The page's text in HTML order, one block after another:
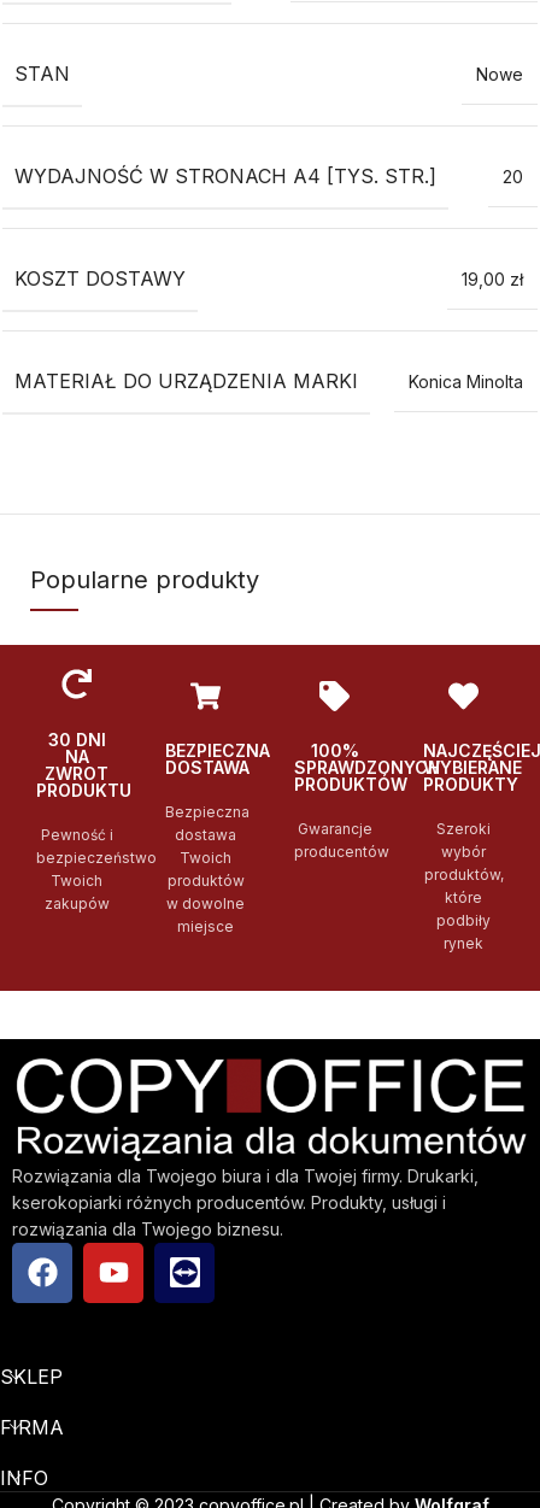
STAN Nowe
WYDAJNOŚĆ W STRONACH A4 [TYS. STR.] 20
KOSZT DOSTAWY 19,00 zł
MATERIAŁ DO URZĄDZENIA MARKI Konica Minolta
Popularne produkty
30 DNI
NA
ZWROT
PRODUKTU
Pewność i
bezpieczeństwo
Twoich
zakupów
BEZPIECZNA
DOSTAWA
Bezpieczna
dostawa
Twoich
produktów
w dowolne
miejsce
100%
SPRAWDZONYCH
PRODUKTÓW
Gwarancje
producentów
NAJCZĘŚCIEJ
WYBIERANE
PRODUKTY
Szeroki
wybór
produktów,
które
podbiły
rynek
Rozwiązania dla Twojego biura i dla Twojej firmy. Drukarki,
kserokopiarki różnych producentów. Produkty, usługi i
rozwiązania dla Twojego biznesu.
SKLEP
FIRMA
INFO